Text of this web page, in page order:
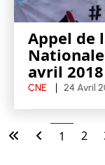
Appel de
avril 2018
CNE 24 Avril
1 2